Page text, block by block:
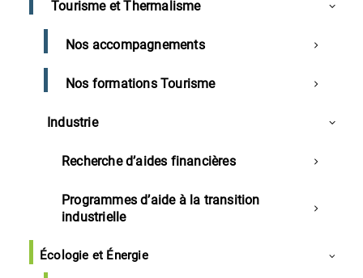
Tourisme et Thermalisme
Nos accompagnements
Nos formations Tourisme
Industrie
Recherche d’aides financières
Programmes d’aide à la transition
industrielle
Écologie et Énergie
Formation
DSN : Établir la déclaration et sécuriser ses pratiques